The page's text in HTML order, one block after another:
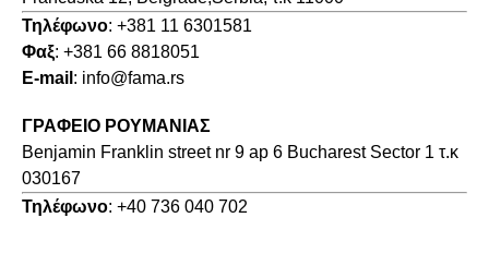
Τηλέφωνο: +381 11 6301581
Φαξ: +381 66 8818051
E-mail : info@fama.rs
ΓΡΑΦΕΙΟ ΡΟΥΜΑΝΙΑΣ
Benjamin Franklin street nr 9 ap 6 Bucharest Sector 1 τ.κ
030167
Τηλέφωνο: +40 736 040 702